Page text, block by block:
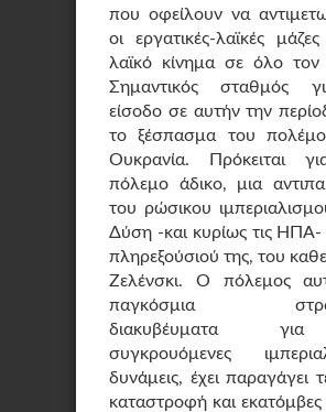
που οφείλουν να
οι εργατικές-λαϊκές
λαϊκό κίνημα σε όλο
Σημαντικός σταθμός
είσοδο σε αυτήν την
το ξέσπασμα του
Ουκρανία. Πρόκειται
πόλεμο άδικο, μια
του ρώσικου
Δύση -και κυρίως τις ΗΠΑ-
πληρεξούσιού της, του
Ζελένσκι. Ο πόλεμος
παγκόσμια
διακυβέυματα
συγκρουόμενες
δυνάμεις, έχει παραγάγει
καταστροφή και